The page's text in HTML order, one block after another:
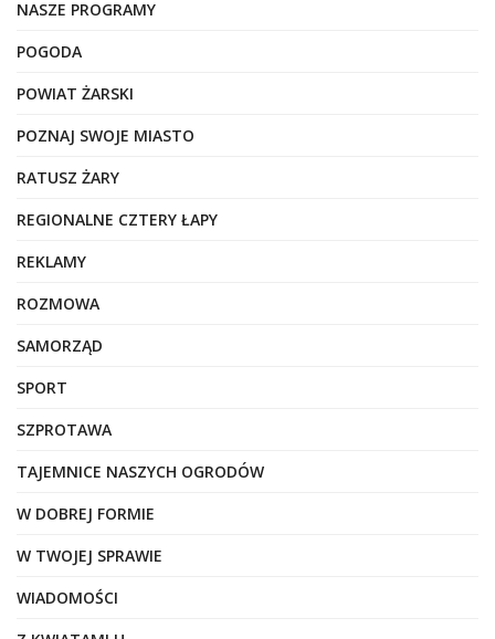
NASZE PROGRAMY
POGODA
POWIAT ŻARSKI
POZNAJ SWOJE MIASTO
RATUSZ ŻARY
REGIONALNE CZTERY ŁAPY
REKLAMY
ROZMOWA
SAMORZĄD
SPORT
SZPROTAWA
TAJEMNICE NASZYCH OGRODÓW
W DOBREJ FORMIE
W TWOJEJ SPRAWIE
WIADOMOŚCI